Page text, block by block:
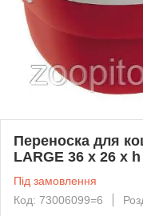
Переноска для
LARGE 36 x 26 x
Під замовлення
Код: 73006099=6